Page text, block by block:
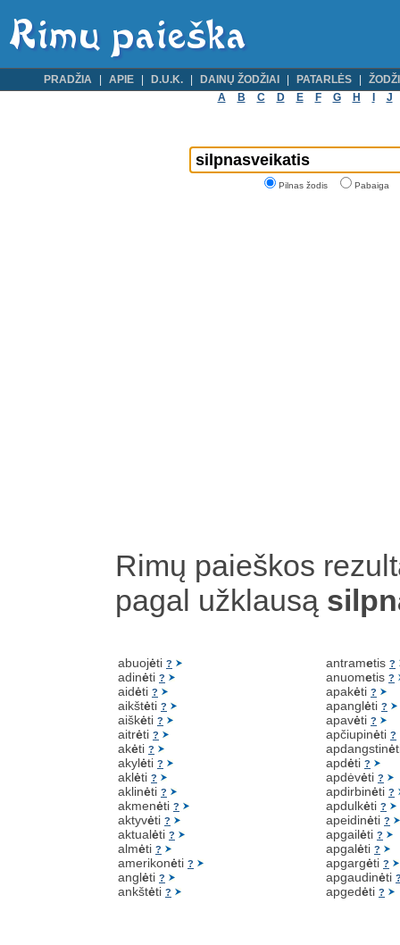
PRADŽIA APIE D.U.K. DAINŲ ŽODŽIAI PATARLĖS
A
B C D E F G H J
Pilnas žodis Pabaiga
Rimų paieškos
pagal užklausą
abuojėti ?
adinėti ?
aidėti ?
aikštėti ?
aiškėti ?
aitrėti ?
akėti ?
akylėti ?
aklėti ?
aklinėti ?
akmenėti ?
aktyvėti ?
aktualėti ?
almėti ?
amerikonėti ?
anglėti ?
ankštėti ?
antrametis ?
anuometis ?
apakėti ?
apanglėti ?
apavėti ?
apčiupinėti ?
apdangstinė
apdėti ?
apdėvėti ?
apdirbinėti ?
apdulkėti ?
apeidinėti ?
apgailėti ?
apgalėti ?
apgargėti ?
apgaudinėti
apgedėti ?